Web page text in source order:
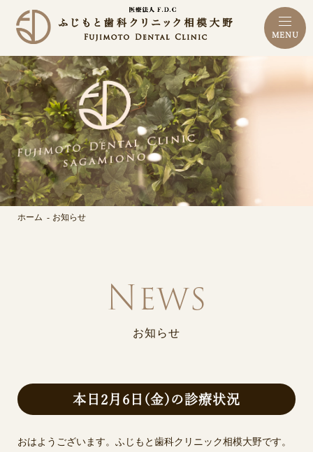
MENU
ホーム お知らせ
お知らせ
本日2月6日(金)の診療状況
おはようございます。ふじもと歯科クリニック相模大野です。